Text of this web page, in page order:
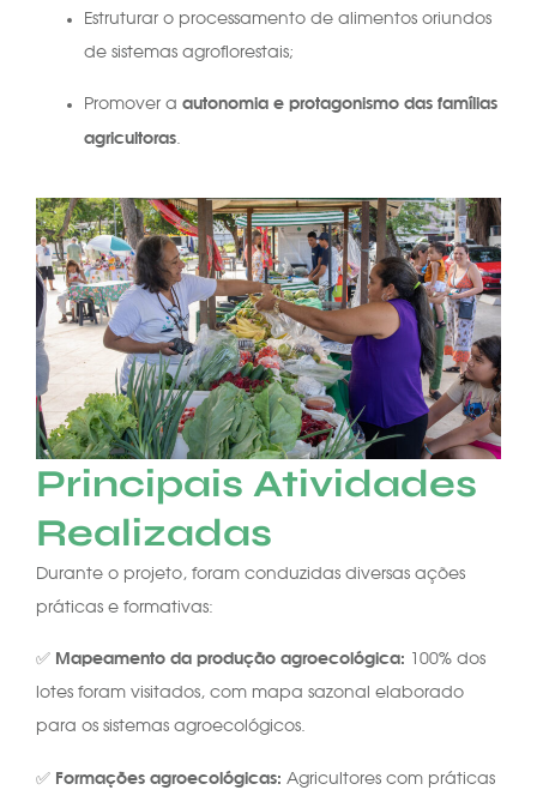
Estruturar o processamento de alimentos oriundos
de sistemas agroflorestais;
Promover a autonomia e protagonismo das famílias
agricultoras.
Principais Atividades
Realizadas
Durante o projeto, foram conduzidas diversas ações
práticas e formativas:
✅ Mapeamento da produção agroecológica: 100% dos
lotes foram visitados, com mapa sazonal elaborado
para os sistemas agroecológicos.
✅ Formações agroecológicas: Agricultores com práticas